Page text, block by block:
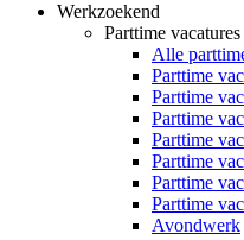
Werkzoekend
Parttime vacatures
Alle
Parttime
Parttime
Parttime
Parttime
Parttime
Parttime
Parttime
Avondwerk